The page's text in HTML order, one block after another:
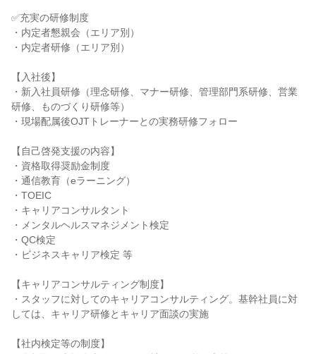
✅充実の研修制度
・内定者懇親会（エリア別）
・内定者研修（エリア別）
【入社後】
・新入社員研修（理念研修、マナー研修、管理部門系研修、営業
研修、ものづくり研修等）
・現場配属後OJTトレーナーとの実務研修フォロー
【自己啓発支援の内容】
・資格取得奨励金制度
・通信教育（eラーニング）
・TOEIC
・キャリアコンサルタント
・メンタルヘルスマネジメント検定
・QC検定
・ビジネスキャリア検定 等
【キャリアコンサルティング制度】
・スタッフに対してのキャリアコンサルティング。基幹社員に対
しては、キャリア研修とキャリア面談の実施
【社内検定等の制度】